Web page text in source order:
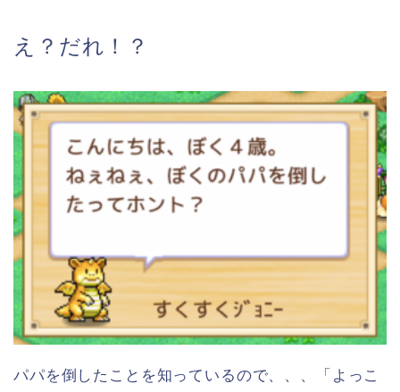
え？だれ！？
パパを倒したことを知っているので、、、「よっこ